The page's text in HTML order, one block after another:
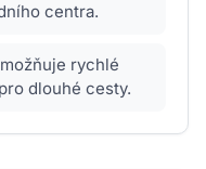
centra.
rychlé
dlouhé cesty.